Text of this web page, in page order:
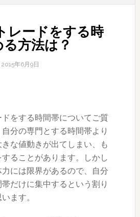
レードをする時
方法は？
2015年6月9日
ドをする時間帯についてご質
分の専門とする時間帯より
な値動きが出てしまい、も
ることがあります。しかし
には限界があるので、自分
だけに集中するという割り
ます。